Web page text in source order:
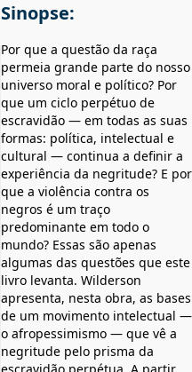
Sinopse:
Por que a questão da raça
permeia grande parte do nosso
universo moral e político? Por
que um ciclo perpétuo de
escravidão — em todas as suas
formas: política, intelectual e
cultural — continua a definir a
experiência da negritude? E por
que a violência contra os
negros é um traço
predominante em todo o
mundo? Essas são apenas
algumas das questões que este
livro levanta. Wilderson
apresenta, nesta obra, as bases
de um movimento intelectual —
o afropessimismo — que vê a
negritude pelo prisma da